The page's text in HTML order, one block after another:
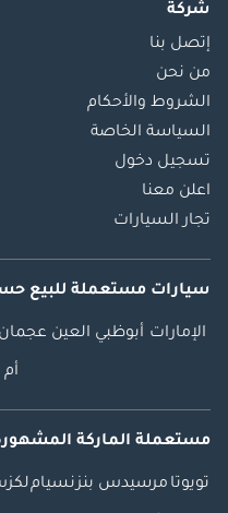
شركة
إتصل بنا
من نحن
الشروط والأحكام
السياسة الخاصة
تسجيل دخول
اعلن معنا
تجار السيارات
سيارات مستعملة للبيع
الإمارات أبوظبي العين عجمان
أم
مستعملة الماركة
تويوتا مرسيدس بنزنسيام